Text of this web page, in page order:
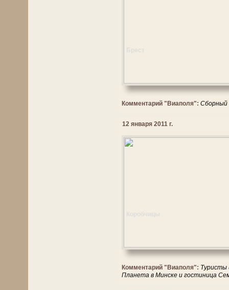
Комментарий "Виаполя": Сборный
12 января 2011 г.
Комментарий "Виаполя": Туристы
Планета в Минске и гостиница